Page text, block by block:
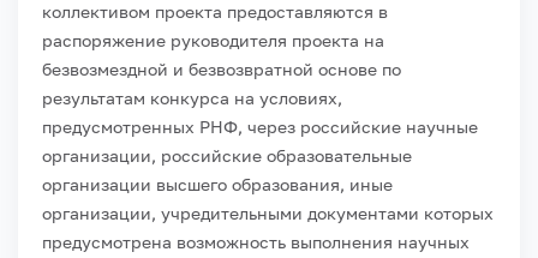
коллективом проекта предоставляются в
распоряжение руководителя проекта на
безвозмездной и безвозвратной основе по
результатам конкурса на условиях,
предусмотренных РНФ, через российские научные
организации, российские образовательные
организации высшего образования, иные
организации, учредительными документами которых
предусмотрена возможность выполнения научных